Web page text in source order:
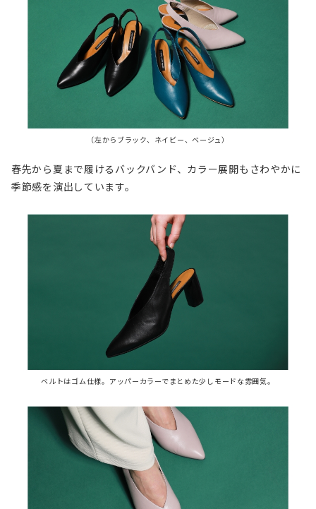
（左からブラック、ネイビー、ベージュ）
春先から夏まで履けるバックバンド、カラー展開もさわやかに
季節感を演出しています。
ベルトはゴム仕様。アッパーカラーでまとめた少しモードな雰囲気。